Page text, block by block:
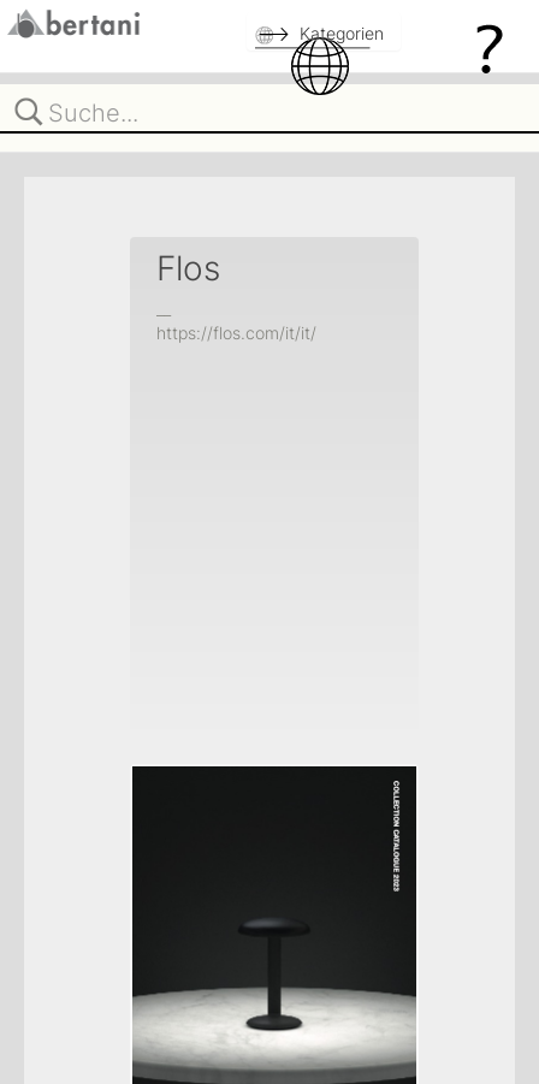
Kategorien
Flos
https://flos.com/it/it/